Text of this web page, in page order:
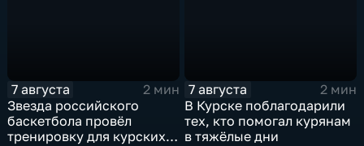
7 августа
2 мин
Звезда российского
баскетбола провёл
тренировку для курских
7 августа
2 мин
В Курске поблагодарили
тех, кто помогал курянам
в тяжёлые дни